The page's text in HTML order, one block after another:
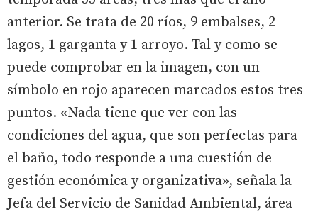
anterior. Se trata de 20 ríos, 9 embalses, 2
lagos, 1 garganta y 1 arroyo. Tal y como se
puede comprobar en la imagen, con un
símbolo en rojo aparecen marcados estos tres
puntos. «Nada tiene que ver con las
condiciones del agua, que son perfectas para
el baño, todo responde a una cuestión de
gestión económica y organizativa», señala la
Jefa del Servicio de Sanidad Ambiental, área